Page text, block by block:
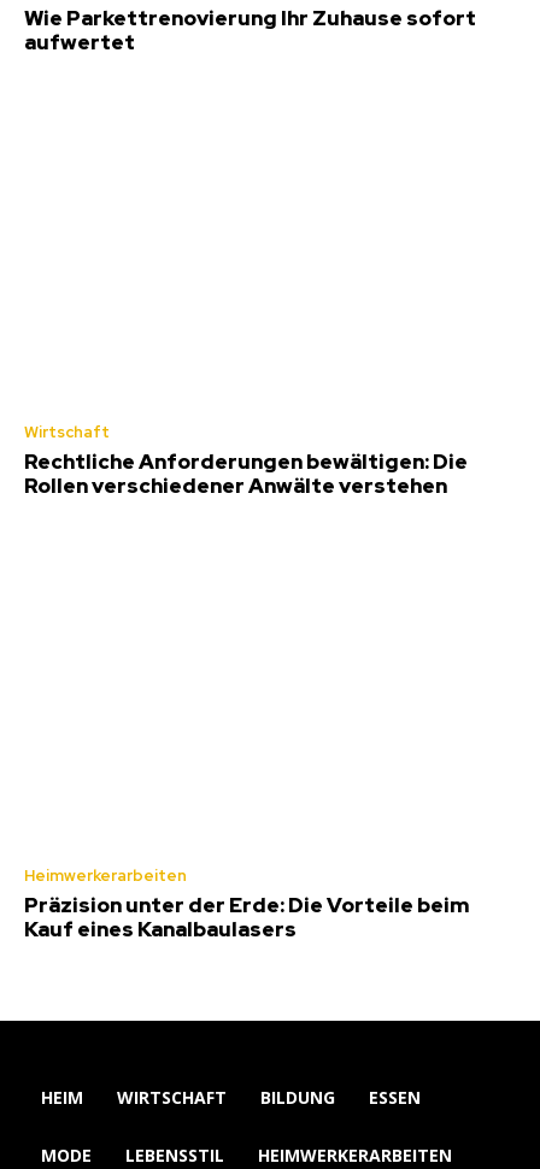
Wie Parkettrenovierung Ihr Zuhause sofort
aufwertet
Wirtschaft
Rechtliche Anforderungen bewältigen: Die
Rollen verschiedener Anwälte verstehen
Heimwerkerarbeiten
Präzision unter der Erde: Die Vorteile beim
Kauf eines Kanalbaulasers
HEIM WIRTSCHAFT BILDUNG ESSEN
MODE LEBENSSTIL HEIMWERKERARBEITEN